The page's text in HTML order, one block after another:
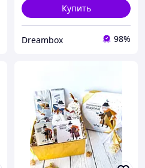
Купить
Dreambox 98%